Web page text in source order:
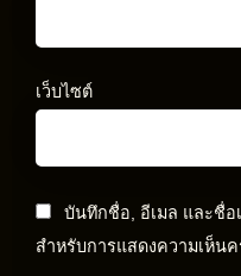
เว็บไซต์
บันทึกชื่อ, อีเมล และชื่อ
สำหรับการแสดงความเห็นค